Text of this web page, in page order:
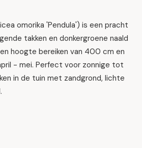
omorika 'Pendula') is een pracht
takken en donkergroene naald
hoogte bereiken van 400 cm en
- mei. Perfect voor zonnige tot
in de tuin met zandgrond, lichte